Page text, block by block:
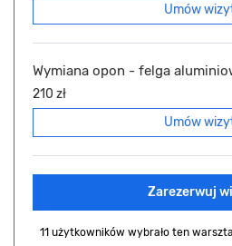
Umów
Wymiana opon - felga
210 zł
Umów
Zarezerwuj
11 użytkowników wybrało ten